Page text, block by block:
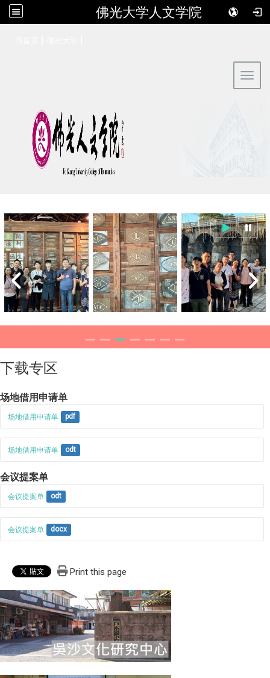
佛光大学人文学院
下载专区
场地借用申请单
场地借用申请单 pdf
场地借用申请单 odt
会议提案单
会议提案单 odt
会议提案单 docx
Print this page